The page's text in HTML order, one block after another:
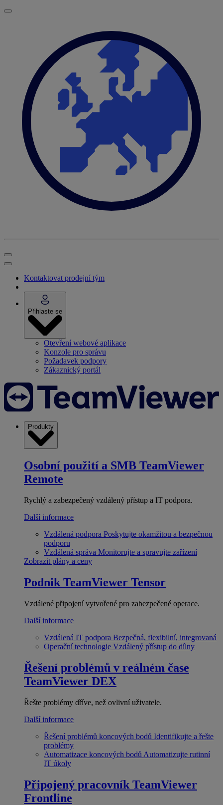
Kontaktovat prodejní tým
Přihlaste se
Otevření webové aplikace
Konzole pro správu
Požadavek podpory
Zákaznický portál
Produkty
Osobní použití a SMB TeamViewer
Remote
Rychlý a zabezpečený vzdálený přístup a IT podpora.
Další informace
Vzdálená podpora Poskytujte okamžitou a bezpečnou
podporu
Vzdálená správa Monitorujte a spravujte zařízení
Zobrazit plány a ceny
Podnik TeamViewer Tensor
Vzdálené připojení vytvořené pro zabezpečené operace.
Další informace
Vzdálená IT podpora Bezpečná, flexibilní, integrovaná
Operační technologie Vzdálený přístup do dílny
Řešení problémů v reálném čase
TeamViewer DEX
Řešte problémy dříve, než ovlivní uživatele.
Další informace
Řešení problémů koncových bodů Identifikujte a řešte
problémy
Automatizace koncových bodů Automatizujte rutinní
IT úkoly
Připojený pracovník TeamViewer
Frontline